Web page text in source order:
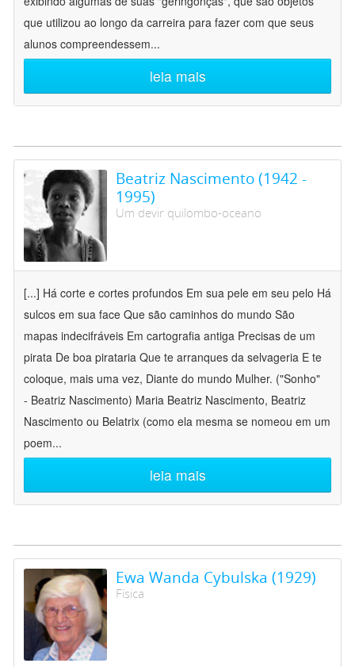
que utilizou ao longo da carreira para fazer com que seus
alunos compreendessem...
leia mais
Beatriz Nascimento (1942 -
1995)
Um devir quilombo-oceano
[...] Há corte e cortes profundos Em sua pele em seu pelo Há
sulcos em sua face Que são caminhos do mundo São
mapas indecifráveis Em cartografia antiga Precisas de um
pirata De boa pirataria Que te arranques da selvageria E te
coloque, mais uma vez, Diante do mundo Mulher. ("Sonho"
- Beatriz Nascimento) Maria Beatriz Nascimento, Beatriz
Nascimento ou Belatrix (como ela mesma se nomeou em um
poem...
leia mais
Ewa Wanda Cybulska (1929)
Física